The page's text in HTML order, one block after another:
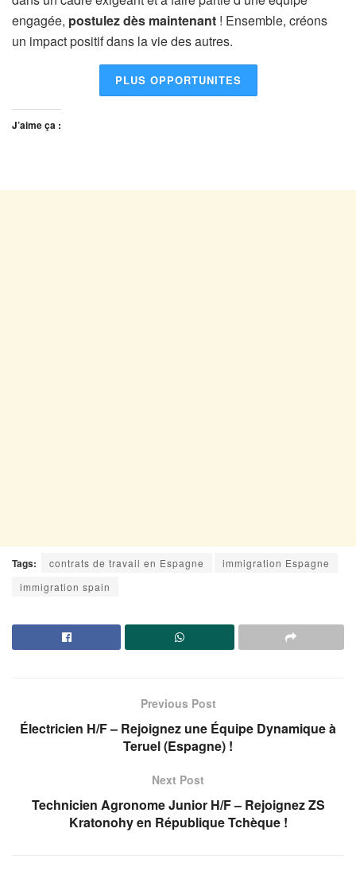
engagée, postulez dès maintenant ! Ensemble, créons
un impact positif dans la vie des autres.
PLUS OPPORTUNITES
J’aime ça :
Tags: contrats de travail en Espagne
immigration Espagne
immigration spain
Previous Post
Électricien H/F – Rejoignez une Équipe Dynamique à
Teruel (Espagne) !
Next Post
Technicien Agronome Junior H/F – Rejoignez ZS
Kratonohy en République Tchèque !